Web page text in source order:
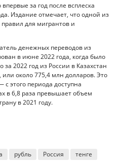
за год после всплеска
Издание отмечает, что одной из
для мигрантов и
денежных переводов из
в июне 2022 года, когда было
за 2022 год из России в Казахстан
около 775,4 млн долларов. Это
этого периода доступна
в 6,8 раза превышает объем
в 2021 году.
рубль Россия тенге